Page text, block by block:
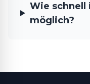
Wie schnell
möglich?